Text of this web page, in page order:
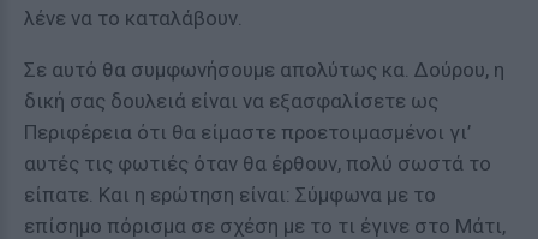
λένε να το καταλάβουν.
Σε αυτό θα συμφωνήσουμε απολύτως κα. Δούρου, η
δική σας δουλειά είναι να εξασφαλίσετε ως
Περιφέρεια ότι θα είμαστε προετοιμασμένοι γι’
αυτές τις φωτιές όταν θα έρθουν, πολύ σωστά το
είπατε. Και η ερώτηση είναι: Σύμφωνα με το
επίσημο πόρισμα σε σχέση με το τι έγινε στο Μάτι,